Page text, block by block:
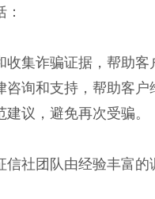
集诈骗证据，帮助客
询和支持，帮助客户
议，避免再次受骗。
社团队由经验丰富